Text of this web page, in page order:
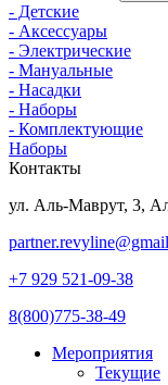
- Детские
- Аксессуары
- Электрические
- Мануальные
- Насадки
- Наборы
- Комплектующие
Наборы
Контакты
ул. Аль-Маврут, 3,
+7 929 521-09-38
8(800)775-38-49
Мероприятия
Текущие